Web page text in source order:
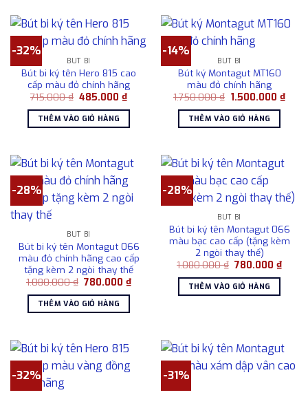
-32%
BÚT BI
Bút bi ký tên Hero 815 cao
cấp màu đỏ chính hãng
715.000₫ Giá
là:
715.000 ₫.
485.000₫Giá
hiện
tại
485.000 ₫.
THÊM VÀO GIỎ HÀNG
-14%
BÚT BI
Bút ký Montagut MT160
màu đỏ chính hãng
1.750.000₫ Giá
là:
1.750.000 ₫.
1.500.000₫Giá
hiện
THÊM VÀO GIỎ HÀNG
-28%
BÚT BI
Bút bi ký tên Montagut 066
màu đỏ chính hãng cao cấp
tặng kèm 2 ngòi thay thế
1.080.000₫ Giá
là:
1.080.000 ₫.
780.000₫Giá
hiện
THÊM VÀO GIỎ HÀNG
-28%
BÚT BI
Bút bi ký tên Montagut 066
màu bạc cao cấp (tặng kèm
2 ngòi thay thế)
1.080.000₫ Giá
là:
1.080.000 ₫.
780.000₫Giá
hiện
THÊM VÀO GIỎ HÀNG
-32% -31%